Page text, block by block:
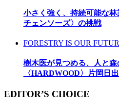
小さく強く、持続可能な
チェンソーズ〉の挑戦
FORESTRY IS OUR
樹木医が見つめる、人と
〈HARDWOOD〉片岡日
EDITOR’S CHOICE